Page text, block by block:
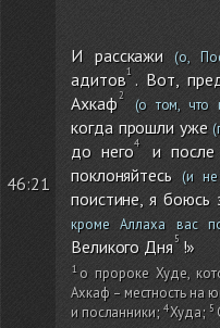
46:21
И расскажи (о,
адитов . Вот,
Ахкаф
(о том, что
когда прошли уже
до него
и после
поклоняйтесь(и не
поистине, я боюсь
кроме Аллаха вас
Великого Дня !»
о пророке Худе,
Ахкаф – местность на
и посланники; Худа;